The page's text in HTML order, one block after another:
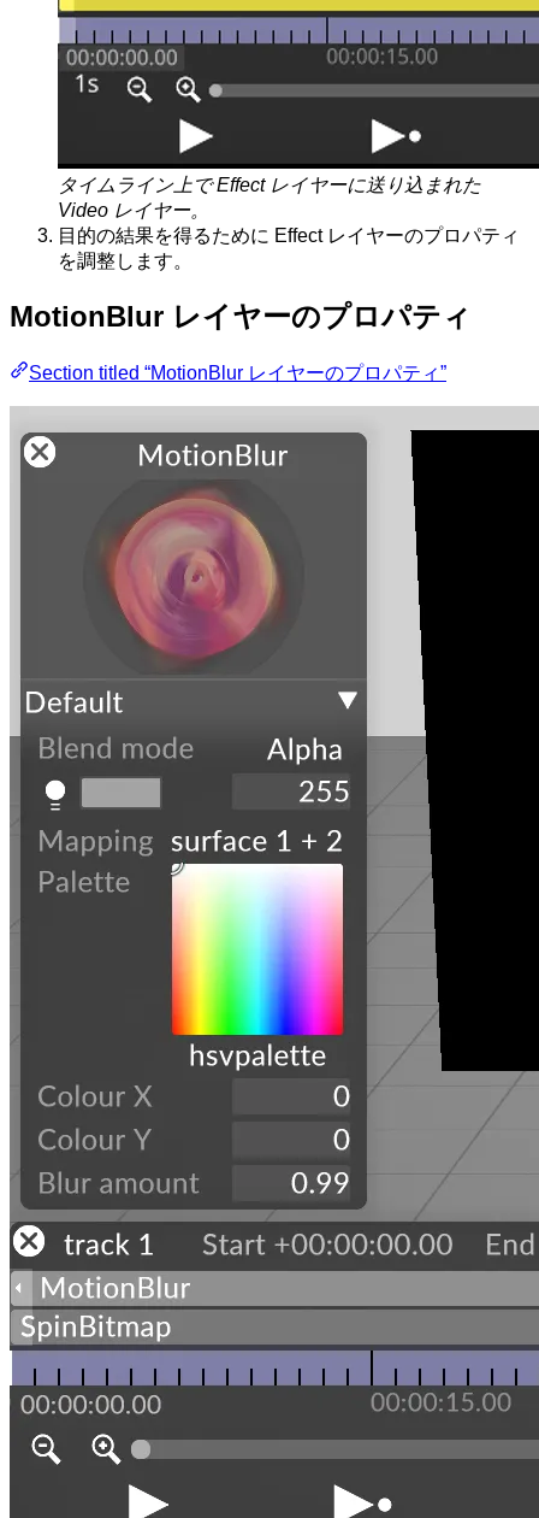
タイムライン上で Effect レイヤーに送り込まれた
Video レイヤー。
目的の結果を得るために Effect レイヤーのプロパティ
を調整します。
MotionBlur レイヤーのプロパティ
Section titled “MotionBlur レイヤーのプロパティ”